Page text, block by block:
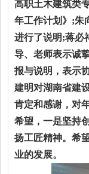
高职土木建筑类
年工作计划》;朱
进行了说明;蒋必
导、老师表示诚
报与说明，表示
建明对湖南省建
肯定和感谢，对
希望，一是坚持
扬工匠精神。希
业的发展。